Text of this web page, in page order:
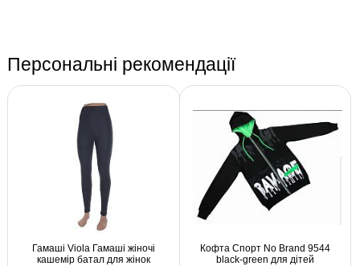
Персональні рекомендації
Гамаші Viola Гамаші жіночі
кашемір батал для жінок
Кофта Спорт No Brand 9544
black-green для дітей